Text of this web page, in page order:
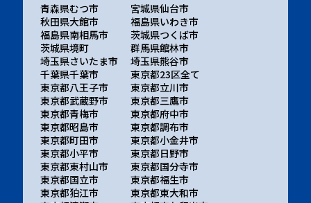
青森県むつ市
宮城県仙台市
秋田県大館市
福島県いわき市
福島県南相馬市
茨城県つくば市
茨城県境町
群馬県館林市
埼玉県さいたま市
埼玉県熊谷市
千葉県千葉市
東京都23区全て
東京都八王子市
東京都立川市
東京都武蔵野市
東京都三鷹市
東京都青梅市
東京都府中市
東京都昭島市
東京都調布市
東京都町田市
東京都小金井市
東京都小平市
東京都日野市
東京都東村山市
東京都国分寺市
東京都国立市
東京都福生市
東京都狛江市
東京都東大和市